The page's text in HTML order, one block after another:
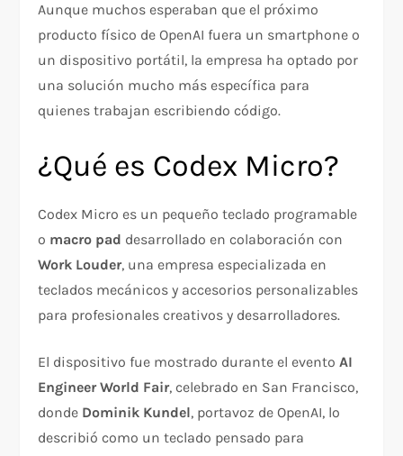
Aunque muchos esperaban que el próximo
producto físico de OpenAI fuera un smartphone o
un dispositivo portátil, la empresa ha optado por
una solución mucho más específica para
quienes trabajan escribiendo código.
¿Qué es Codex Micro?
Codex Micro es un pequeño teclado programable
o macro pad desarrollado en colaboración con
Work Louder, una empresa especializada en
teclados mecánicos y accesorios personalizables
para profesionales creativos y desarrolladores.
El dispositivo fue mostrado durante el eventoAI
Engineer World Fair, celebrado en San Francisco,
donde Dominik Kundel, portavoz de OpenAI, lo
describió como un teclado pensado para